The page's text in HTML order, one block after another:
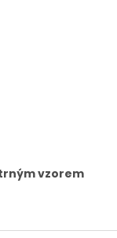
vzorem